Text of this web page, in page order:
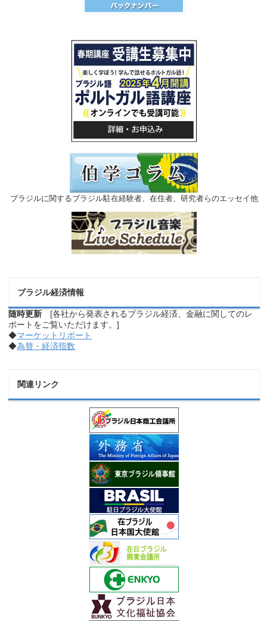
ブラジルに関するブラジル駐在経験者、在住者、研究者らのエッセイ他
ブラジル経済情報
随時更新 [各社から発表されるブラジル経済、金融に関してのレ
ポートをご覧いただけます。]
◆マーケットリポート
◆為替・経済指数
関連リンク